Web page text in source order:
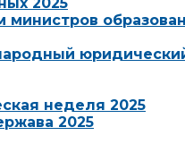
неделя 2025
2025